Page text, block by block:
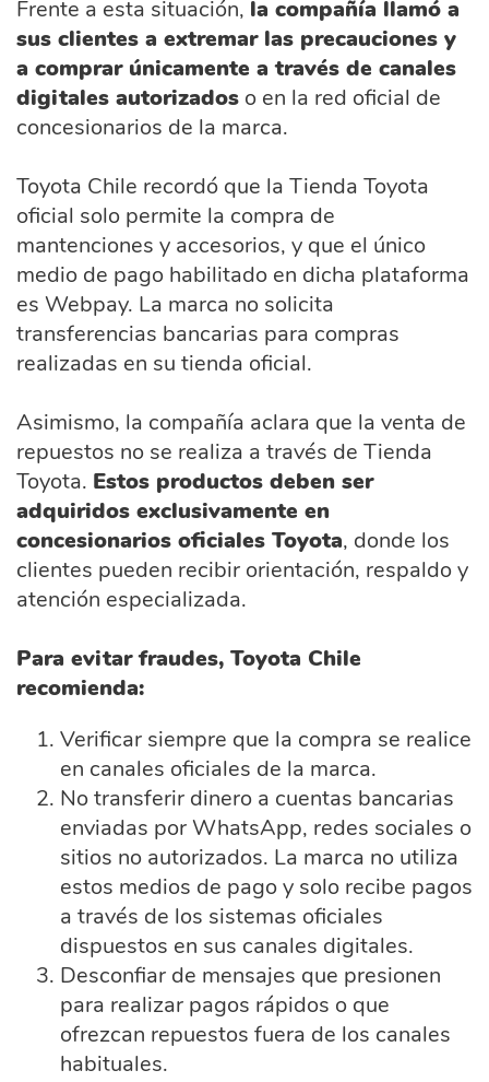
Frente a esta situación, la compañía llamó a
sus clientes a extremar las precauciones y
a comprar únicamente a través de canales
digitales autorizados o en la red oficial de
concesionarios de la marca.
Toyota Chile recordó que la Tienda Toyota
oficial solo permite la compra de
mantenciones y accesorios, y que el único
medio de pago habilitado en dicha plataforma
es Webpay. La marca no solicita
transferencias bancarias para compras
realizadas en su tienda oficial.
Asimismo, la compañía aclara que la venta de
repuestos no se realiza a través de Tienda
Toyota. Estos productos deben ser
adquiridos exclusivamente en
concesionarios oficiales Toyota, donde los
clientes pueden recibir orientación, respaldo y
atención especializada.
Para evitar fraudes, Toyota Chile
recomienda:
Verificar siempre que la compra se realice
en canales oficiales de la marca.
No transferir dinero a cuentas bancarias
enviadas por WhatsApp, redes sociales o
sitios no autorizados. La marca no utiliza
estos medios de pago y solo recibe pagos
a través de los sistemas oficiales
dispuestos en sus canales digitales.
Desconfiar de mensajes que presionen
para realizar pagos rápidos o que
ofrezcan repuestos fuera de los canales
habituales.